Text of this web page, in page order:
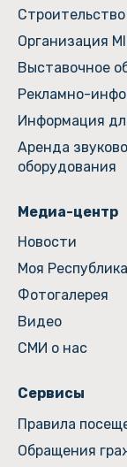
Организация
Выставочное
Рекламно-
Информация
Аренда
оборудования
Медиа-центр
Новости
Моя Республика
Фотогалерея
Видео
СМИ о нас
Сервисы
Правила
Обращения